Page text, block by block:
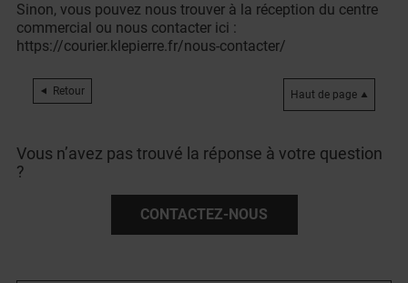
Sinon, vous pouvez nous trouver à la réception du centre
commercial ou nous contacter ici :
https://courier.klepierre.fr/nous-contacter/
Retour Haut de page
Vous n’avez pas trouvé la réponse à votre question
?
CONTACTEZ-NOUS